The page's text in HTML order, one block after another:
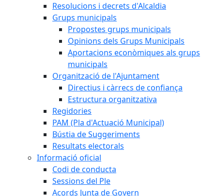
Resolucions i decrets d'Alcaldia
Grups municipals
Propostes grups municipals
Opinions dels Grups Municipals
Aportacions econòmiques als grups
municipals
Organització de l'Ajuntament
Directius i càrrecs de confiança
Estructura organitzativa
Regidories
PAM (Pla d'Actuació Municipal)
Bústia de Suggeriments
Resultats electorals
Informació oficial
Codi de conducta
Sessions del Ple
Acords Junta de Govern